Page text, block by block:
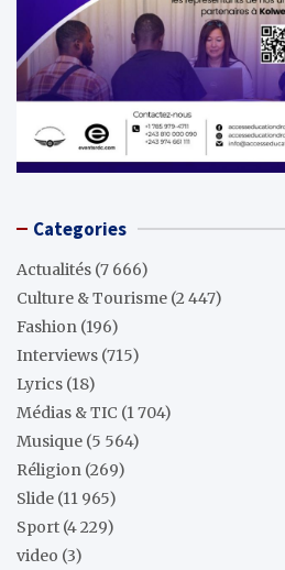
Categories
Actualités (7 666)
Culture & Tourisme (2 447)
Fashion (196)
Interviews (715)
Lyrics (18)
Médias & TIC (1 704)
Musique (5 564)
Réligion (269)
Slide (11 965)
Sport (4 229)
video (3)